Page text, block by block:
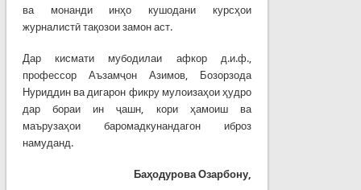
ва монанди инҳо кушодани курсҳои
журналистӣ тақозои замон аст.
Дар кисмати мубодилаи афкор д.и.ф.,
профессор Аъзамҷон Азимов, Бозорзода
Нуриддин ва дигарон фикру мулоизаҳои ҳудро
дар бораи ин ҷашн, кори ҳамоиш ва
маърузаҳои баромадкунандагон иброз
намуданд.
Баҳодурова Озарбону